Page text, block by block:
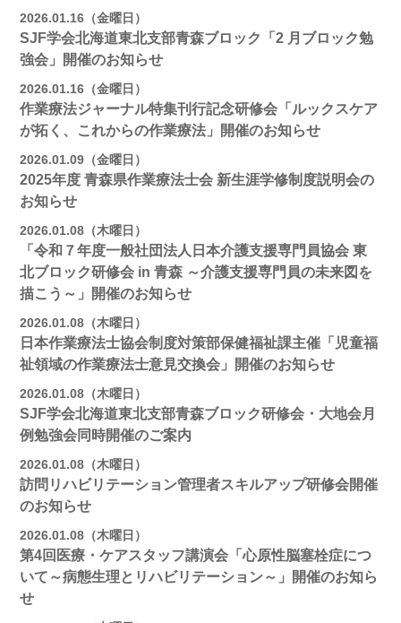
2026.01.16（金曜日）
SJF学会北海道東北支部⻘森ブロック「2 月ブロック勉
強会」開催のお知らせ
2026.01.16（金曜日）
作業療法ジャーナル特集刊行記念研修会「ルックスケア
が拓く、これからの作業療法」開催のお知らせ
2026.01.09（金曜日）
2025年度 青森県作業療法士会 新生涯学修制度説明会の
お知らせ
2026.01.08（木曜日）
「令和７年度一般社団法人日本介護支援専門員協会 東
北ブロック研修会 in 青森 ～介護支援専門員の未来図を
描こう～」開催のお知らせ
2026.01.08（木曜日）
日本作業療法士協会制度対策部保健福祉課主催「児童福
祉領域の作業療法士意見交換会」開催のお知らせ
2026.01.08（木曜日）
SJF学会北海道東北支部青森ブロック研修会・大地会月
例勉強会同時開催のご案内
2026.01.08（木曜日）
訪問リハビリテーション管理者スキルアップ研修会開催
のお知らせ
2026.01.08（木曜日）
第4回医療・ケアスタッフ講演会「心原性脳塞栓症につ
いて～病態生理とリハビリテーション～」開催のお知ら
せ